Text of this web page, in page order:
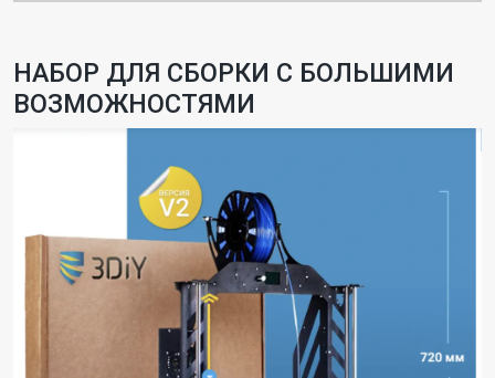
НАБОР ДЛЯ СБОРКИ С БОЛЬШИМИ
ВОЗМОЖНОСТЯМИ